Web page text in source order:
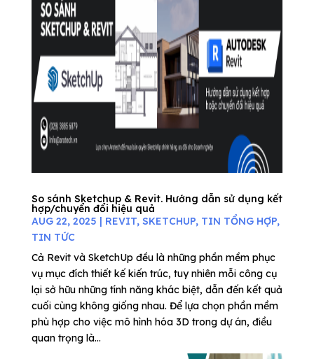
So sánh Sketchup & Revit. Hướng dẫn sử dụng kết
hợp/chuyển đổi hiệu quả
AUG 22, 2025 | REVIT, SKETCHUP, TIN TỔNG HỢP,
TIN TỨC
Cả Revit và SketchUp đều là những phần mềm phục
vụ mục đích thiết kế kiến trúc, tuy nhiên mỗi công cụ
lại sở hữu những tính năng khác biệt, dẫn đến kết quả
cuối cùng không giống nhau. Để lựa chọn phần mềm
phù hợp cho việc mô hình hóa 3D trong dự án, điều
quan trọng là...